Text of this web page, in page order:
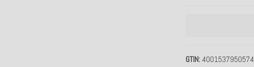
GTIN 4001537950574